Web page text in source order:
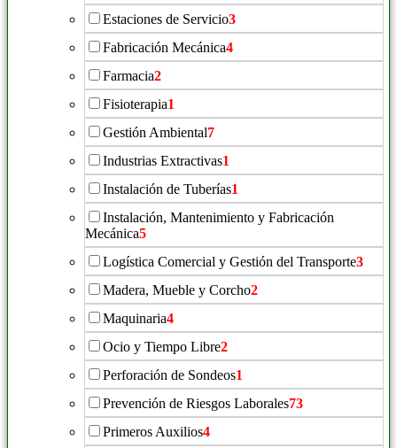
Estaciones de Servicio3
Fabricación Mecánica4
Farmacia2
Fisioterapia1
Gestión Ambiental7
Industrias Extractivas1
Instalación de Tuberías1
Instalación, Mantenimiento y Fabricación
Mecánica5
Logística Comercial y Gestión del Transporte3
Madera, Mueble y Corcho2
Maquinaria4
Ocio y Tiempo Libre2
Perforación de Sondeos1
Prevención de Riesgos Laborales73
Primeros Auxilios4